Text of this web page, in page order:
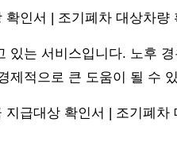
확인서 | 조기폐차 대상차
있는 서비스입니다. 노후
제적으로 큰 도움이 될 수
지급대상 확인서 | 조기폐